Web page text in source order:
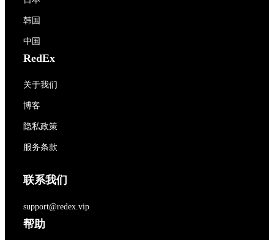
韩国
中国
RedEx
关于我们
博客
隐私政策
服务条款
联系我们
support@redex.vip
帮助